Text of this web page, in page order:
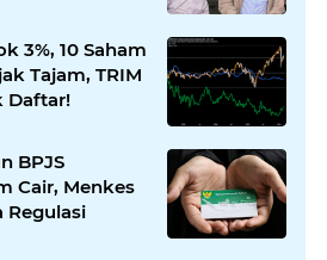
3%, 10 Saham
Tajam, TRIM
Daftar!
BPJS
Cair, Menkes
Regulasi